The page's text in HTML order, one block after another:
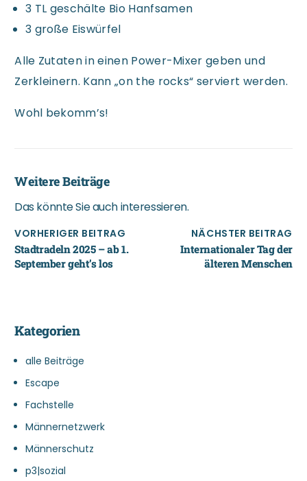
3 TL geschälte Bio Hanfsamen
3 große Eiswürfel
Alle Zutaten in einen Power-Mixer geben und
Zerkleinern. Kann „on the rocks“ serviert werden.
Wohl bekomm’s!
Weitere Beiträge
Das könnte Sie auch interessieren.
VORHERIGER BEITRAG
Stadtradeln 2025 – ab 1.
September geht’s los
NÄCHSTER BEITRAG
Internationaler Tag der
älteren Menschen
Kategorien
alle Beiträge
Escape
Fachstelle
Männernetzwerk
Männerschutz
p3|sozial